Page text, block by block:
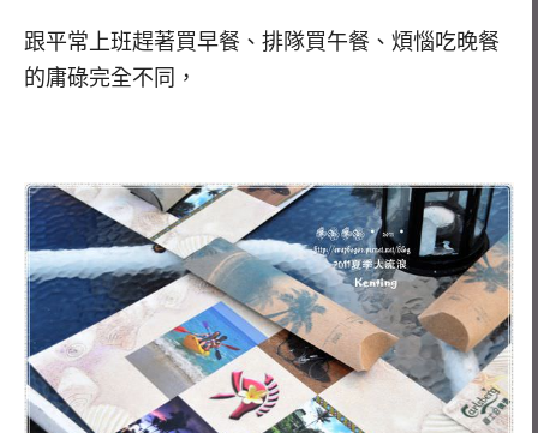
跟平常上班趕著買早餐、排隊買午餐、煩惱吃晚餐
的庸碌完全不同，